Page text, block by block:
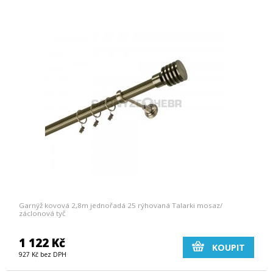
Garnýž kovová 2,8m jednořadá 25 rýhovaná Talarki mosaz/
záclonová tyč
1 122 Kč
927 Kč bez DPH
KOUPIT